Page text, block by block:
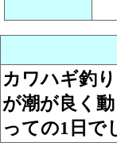
カワハギ釣
が潮が良く
っての1日で